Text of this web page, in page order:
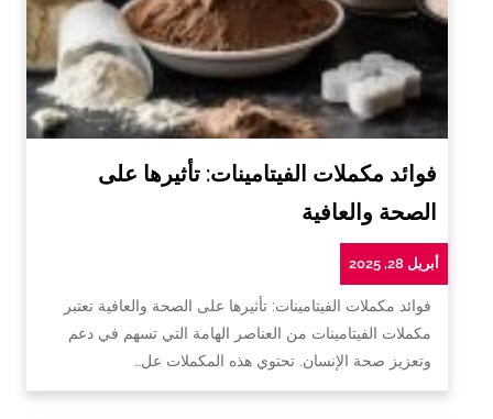
فوائد مكملات الفيتامينات: تأثيرها على
الصحة والعافية
أبريل 28, 2025
فوائد مكملات الفيتامينات: تأثيرها على الصحة والعافية تعتبر
مكملات الفيتامينات من العناصر الهامة التي تسهم في دعم
وتعزيز صحة الإنسان. تحتوي هذه المكملات عل…